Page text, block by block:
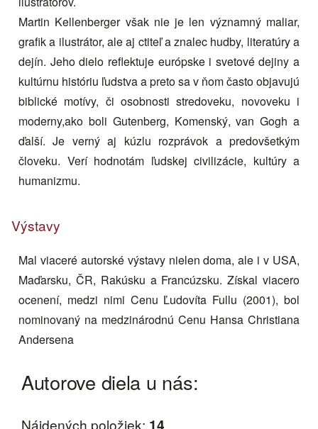
Martin Kellenberger však nie je len významný maliar,
grafik a ilustrátor, ale aj ctiteľ a znalec hudby, literatúry a
dejín. Jeho dielo reflektuje európske i svetové dejiny a
kultúrnu históriu ľudstva a preto sa v ňom často objavujú
biblické motívy, či osobnosti stredoveku, novoveku i
moderny,ako boli Gutenberg, Komenský, van Gogh a
ďalší. Je verný aj kúzlu rozprávok a predovšetkým
človeku. Verí hodnotám ľudskej civilizácie, kultúry a
humanizmu.
Výstavy
Mal viaceré autorské výstavy nielen doma, ale i v USA,
Maďarsku, ČR, Rakúsku a Francúzsku. Získal viacero
ocenení, medzi nimi Cenu Ľudovíta Fullu (2001), bol
nominovaný na medzinárodnú Cenu Hansa Christiana
Andersena
Autorove diela u nás:
Nájdených položiek: 14